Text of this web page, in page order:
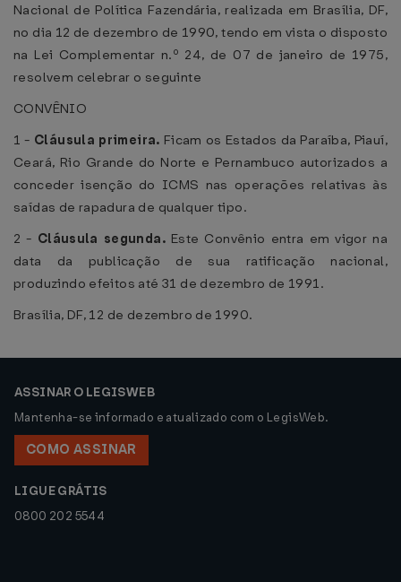
Nacional de Política Fazendária, realizada em Brasília, DF,
no dia 12 de dezembro de 1990, tendo em vista o disposto
na Lei Complementar n.º 24, de 07 de janeiro de 1975,
resolvem celebrar o seguinte
CONVÊNIO
1 - Cláusula primeira. Ficam os Estados da Paraíba, Piauí,
Ceará, Rio Grande do Norte e Pernambuco autorizados a
conceder isenção do ICMS nas operações relativas às
saídas de rapadura de qualquer tipo.
2 - Cláusula segunda. Este Convênio entra em vigor na
data da publicação de sua ratificação nacional,
produzindo efeitos até 31 de dezembro de 1991.
Brasília, DF, 12 de dezembro de 1990.
ASSINAR O LEGISWEB
Mantenha-se informado e atualizado com o LegisWeb.
COMO ASSINAR
LIGUE GRÁTIS
0800 202 5544